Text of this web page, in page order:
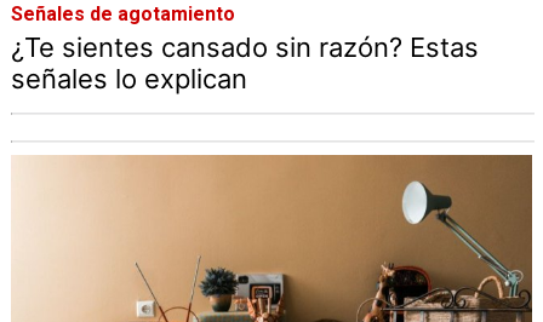
Señales de agotamiento
¿Te sientes cansado sin razón? Estas
señales lo explican